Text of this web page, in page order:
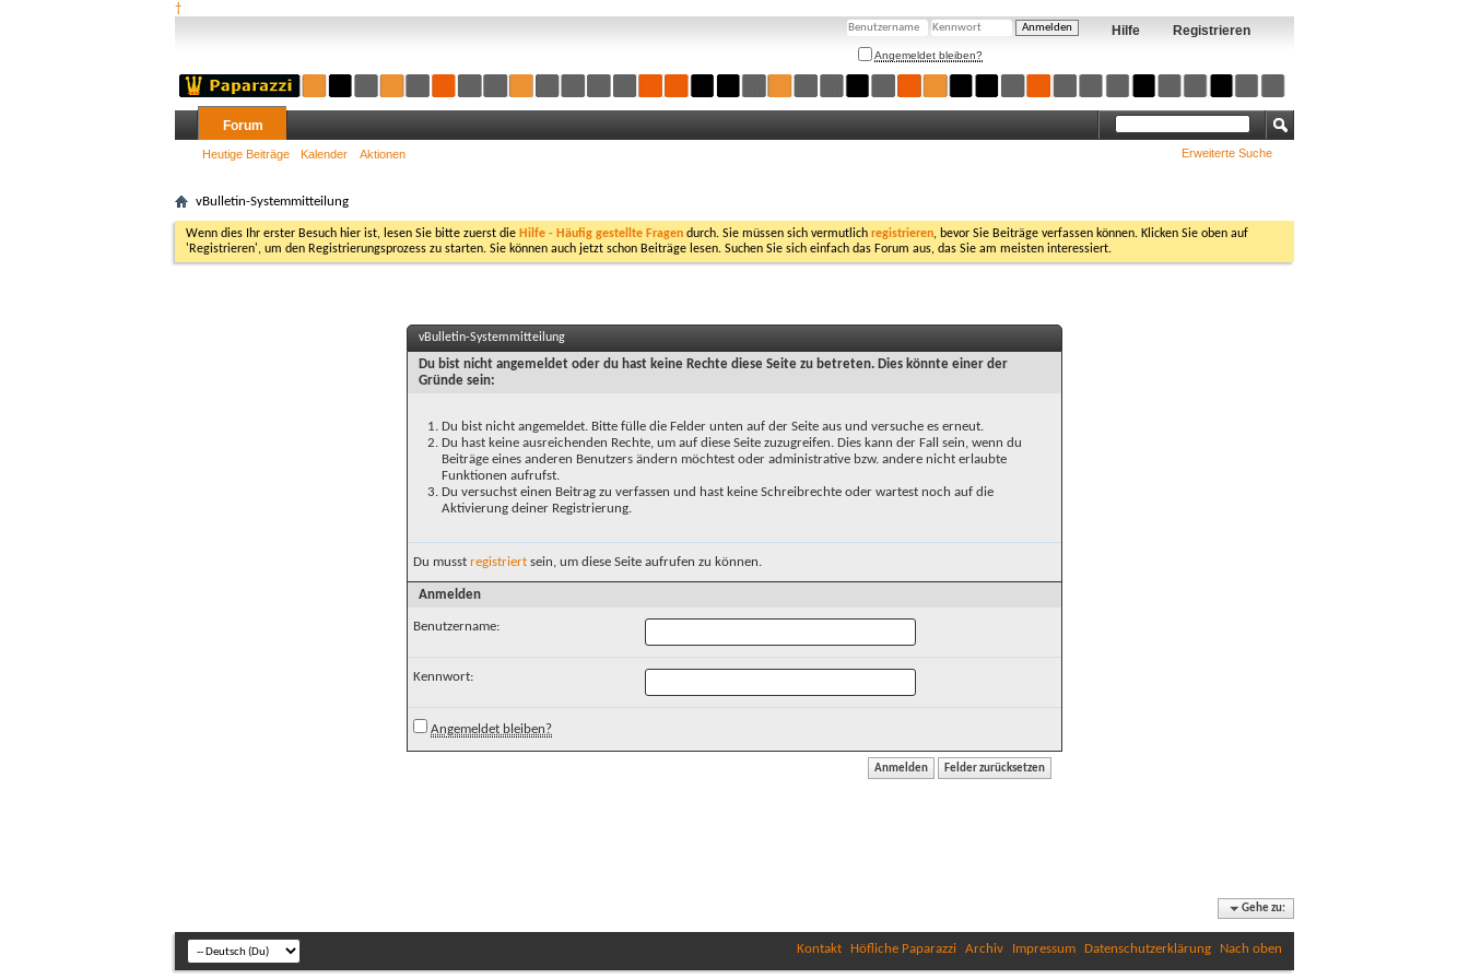
†
Registrieren
Hilfe
Angemeldet bleiben?
Forum
Heutige Beiträge Kalender Aktionen Erweiterte Suche
vBulletin-Systemmitteilung
Wenn dies Ihr erster Besuch hier ist, lesen Sie bitte zuerst die Hilfe - Häufig gestellte Fragen durch. Sie müssen sich vermutlich registrieren, bevor Sie Beiträge verfassen können. Klicken Sie oben auf
'Registrieren', um den Registrierungsprozess zu starten. Sie können auch jetzt schon Beiträge lesen. Suchen Sie sich einfach das Forum aus, das Sie am meisten interessiert.
vBulletin-Systemmitteilung
Du bist nicht angemeldet oder du hast keine Rechte diese Seite zu betreten. Dies könnte einer der
Gründe sein:
Du bist nicht angemeldet. Bitte fülle die Felder unten auf der Seite aus und versuche es erneut.
Du hast keine ausreichenden Rechte, um auf diese Seite zuzugreifen. Dies kann der Fall sein, wenn du
Beiträge eines anderen Benutzers ändern möchtest oder administrative bzw. andere nicht erlaubte
Funktionen aufrufst.
Du versuchst einen Beitrag zu verfassen und hast keine Schreibrechte oder wartest noch auf die
Aktivierung deiner Registrierung.
Du musst registriert sein, um diese Seite aufrufen zu können.
Anmelden
Benutzername:
Kennwort:
Angemeldet bleiben?
Gehe zu:
Kontakt Höfliche Paparazzi Archiv Impressum Datenschutzerklärung Nach oben